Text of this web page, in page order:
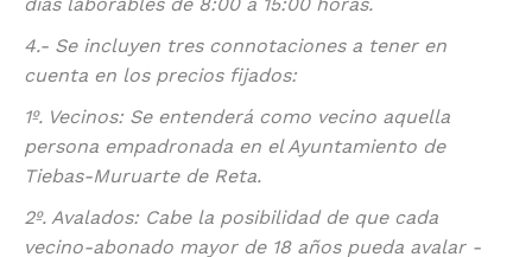
4.- Se incluyen tres connotaciones a tener en
cuenta en los precios fijados:
1º. Vecinos: Se entenderá como vecino aquella
persona empadronada en el Ayuntamiento de
Tiebas-Muruarte de Reta.
2º. Avalados: Cabe la posibilidad de que cada
vecino-abonado mayor de 18 años pueda avalar -